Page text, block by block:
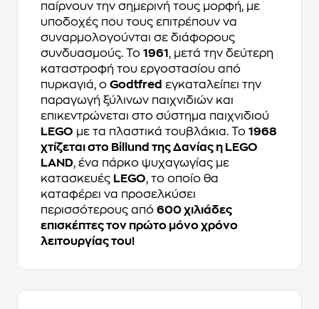
παίρνουν την σημερινή τους μορφή, με
υποδοχές που τους επιτρέπουν να
συναρμολογούνται σε διάφορους
συνδυασμούς. Το 1961, μετά την δεύτερη
καταστροφή του εργοστασίου από
πυρκαγιά, ο Godtfred εγκαταλείπει την
παραγωγή ξύλινων παιχνιδιών και
επικεντρώνεται στο σύστημα παιχνιδιού
LEGO με τα πλαστικά τουβλάκια. Το 1968
χτίζεται στο Billund της Δανίας η LEGO
LAND, ένα πάρκο ψυχαγωγίας με
κατασκευές LEGO, το οποίο θα
καταφέρει να προσελκύσει
περισσότερους από 600 χιλιάδες
επισκέπτες τον πρώτο μόνο χρόνο
λειτουργίας του!